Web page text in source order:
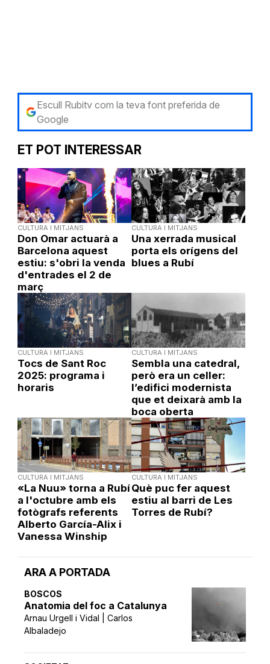
ARA A PORTADA
BOSCOS
Anatomia del foc a Catalunya
Arnau Urgell i Vidal | Carlos
Albaladejo
Escull Rubitv com la teva font preferida de
Google
ET POT INTERESSAR
CULTURA I MITJANS
Don Omar actuarà a
Barcelona aquest
estiu: s'obri la venda
d'entrades el 2 de
març
CULTURA I MITJANS
Una xerrada musical
porta els orígens del
blues a Rubí
CULTURA I MITJANS
Tocs de Sant Roc
2025: programa i
horaris
CULTURA I MITJANS
Sembla una catedral,
però era un celler:
l’edifici modernista
que et deixarà amb la
boca oberta
CULTURA I MITJANS
«La Nuu» torna a Rubí
a l'octubre amb els
fotògrafs referents
Alberto García-Alix i
Vanessa Winship
CULTURA I MITJANS
Què puc fer aquest
estiu al barri de Les
Torres de Rubí?